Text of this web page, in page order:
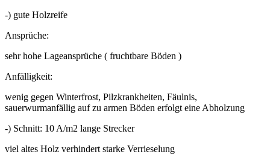
-) gute Holzreife
Ansprüche:
sehr hohe Lageansprüche ( fruchtbare Böden )
Anfälligkeit:
wenig gegen Winterfrost, Pilzkrankheiten, Fäulnis,
sauerwurmanfällig auf zu armen Böden erfolgt eine Abholzung
-) Schnitt: 10 A/m2 lange Strecker
viel altes Holz verhindert starke Verrieselung